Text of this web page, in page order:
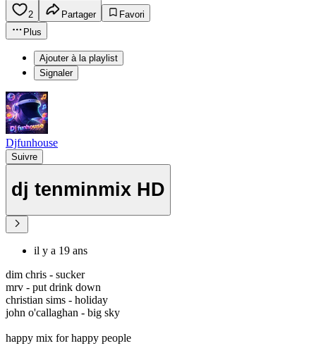
2 Partager
Favori
Plus
Ajouter à la playlist
Signaler
Djfunhouse
Suivre
dj tenminmix HD
il y a 19 ans
dim chris - sucker
mrv - put drink down
christian sims - holiday
john o'callaghan - big sky
happy mix for happy people